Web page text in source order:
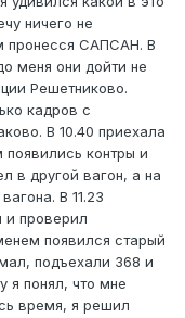
ничего не
пронесся САПСАН. В
меня они дойти не
Решетниково.
кадров с
В 10.40 приехала
контры и
в другой вагон, а на
В 11.23
и проверил
появился старый
подъехали 368 и
я понял, что мне
время, я решил